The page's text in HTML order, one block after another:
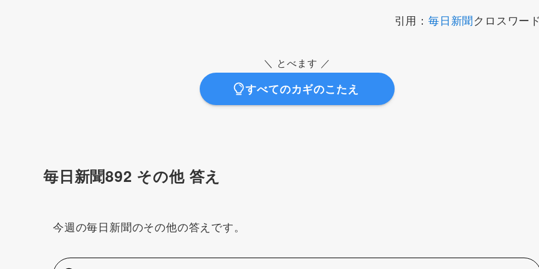
引用： 毎日新聞クロスワー
＼ とべます ／
すべてのカギのこたえ
毎日新聞892 その他 答え
今週の毎日新聞のその他の答えです。